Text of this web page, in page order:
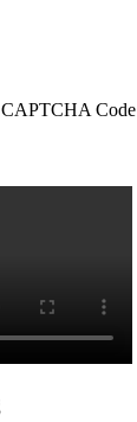
CAPTCHA Code